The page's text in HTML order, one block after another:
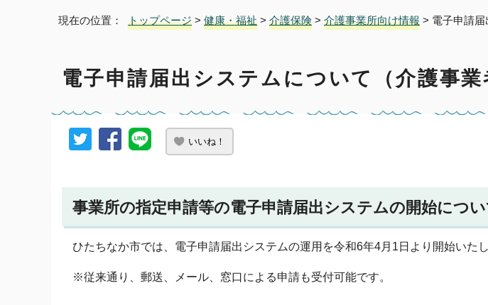
現在の位置： トップページ > 健康・福祉 > 介護保険 > 介護事業所向け情報 > 電子申請届
電子申請届出システムについて（介護事業
いいね！
事業所の指定申請等の電子申請届出システムの開始につ
ひたちなか市では、電子申請届出システムの運用を令和6年4月1日より開始いたし
※従来通り、郵送、メール、窓口による申請も受付可能です。